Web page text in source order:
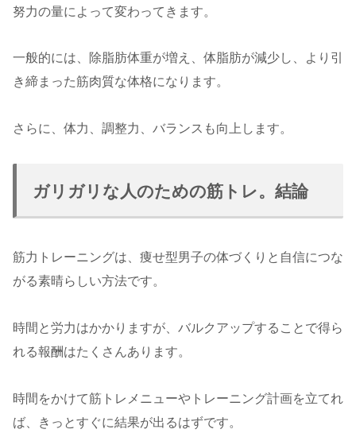
努力の量によって変わってきます。
一般的には、除脂肪体重が増え、体脂肪が減少し、より引
き締まった筋肉質な体格になります。
さらに、体力、調整力、バランスも向上します。
ガリガリな人のための筋トレ。結論
筋力トレーニングは、痩せ型男子の体づくりと自信につな
がる素晴らしい方法です。
時間と労力はかかりますが、バルクアップすることで得ら
れる報酬はたくさんあります。
時間をかけて筋トレメニューやトレーニング計画を立てれ
ば、きっとすぐに結果が出るはずです。